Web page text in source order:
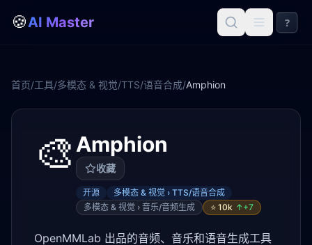
🍪AI Master ?
首页/工具/多模态 & 视觉/TTS/语音合成/Amphion
🎨 Amphion
收藏
开源
多模态 & 视觉 › TTS/语音合成
多模态 & 视觉 › 音乐/音频生成
⭐ 10k ↑+7
OpenMMLab 出品的音频、音乐和语音生成工具